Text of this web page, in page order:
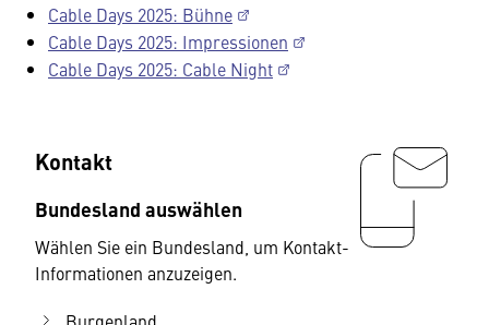
Cable Days 2025: Bühne
Cable Days 2025: Impressionen
Cable Days 2025: Cable Night
Kontakt
Bundesland auswählen
Wählen Sie ein Bundesland, um Kontakt-
Informationen anzuzeigen.